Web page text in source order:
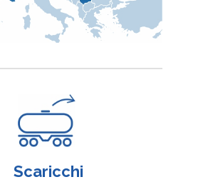
Scaricchi